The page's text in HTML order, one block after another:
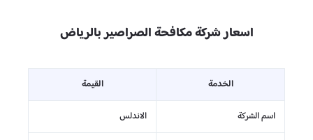
اسعار شركة مكافحة الصراصير بالرياض
الخدمة القيمة
اسم الشركة الاندلس